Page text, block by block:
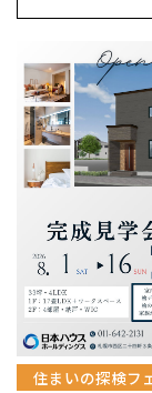
感謝訪問・長期
直営工事
1メーターモジュ
冷暖房標準装備
24時間対応コー
デザイン賞各種
理想の木材「檜」
平屋の家
外観・インテリ
暮らし方提案
住まいのコラム
住まいのお手入
選ばれる理由
リフォームの流れ
介護保険利用で
賃貸併用住宅のメ
安心のサポート
展示場案内
分譲住宅・土地
分譲マンション
分譲マンション
ワザックとは
高い信頼性
安心の管理体制
会社情報
会社情報 トップ
ニュースリリース
お問い合わせ
会員サイト
住まいの探検フ